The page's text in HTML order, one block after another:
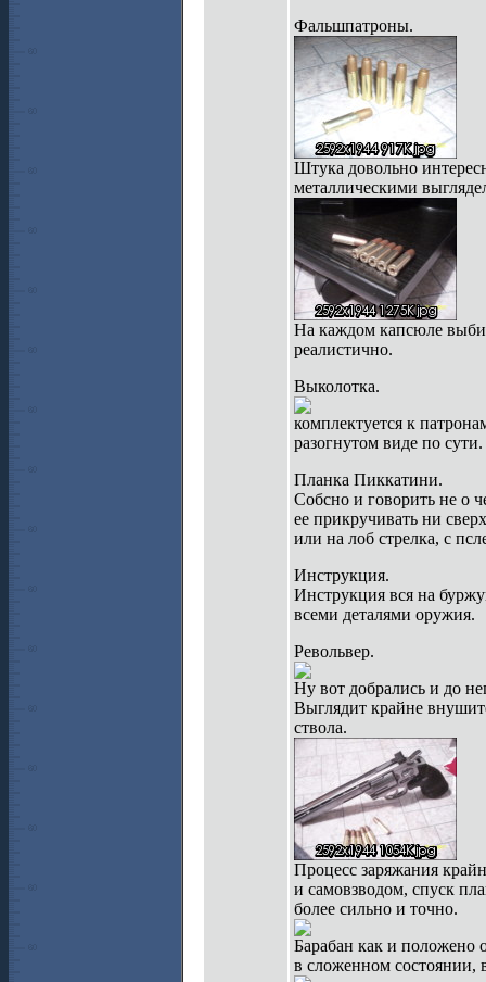
Фальшпатроны.
Штука довольно
металлическими
На каждом капсюле
реалистично.
Выколотка.
комплектуется к
разогнутом виде по сути.
Планка Пиккатини.
Собсно и говорить не о
ее прикручивать ни
или на лоб стрелка, с
Инструкция.
Инструкция вся на
всеми деталями оружия.
Револьвер.
Ну вот добрались и до
Выглядит крайне
ствола.
Процесс заряжания
и самовзводом, спуск
более сильно и точно.
Барабан как и положено
в сложенном состоянии,